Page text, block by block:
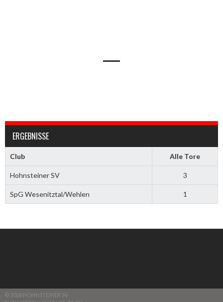
—
ERGEBNISSE
Club Alle Tore
Hohnsteiner SV 3
SpG Wesenitztal/Wehlen 1
© 2026 HOHNSTEINER SV